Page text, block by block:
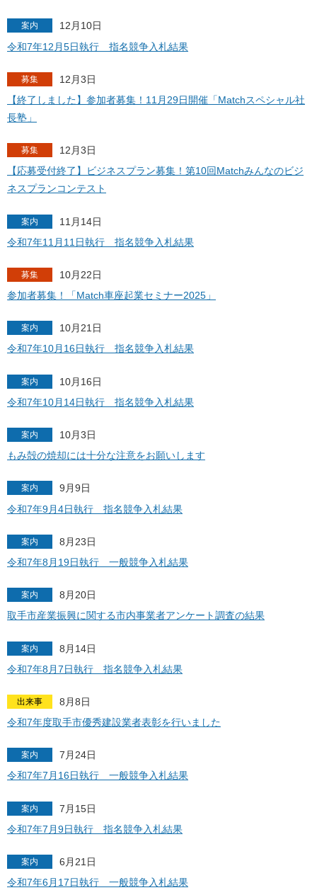
案内
12月10日
令和7年12月5日執行 指名競争入札結果
募集
12月3日
【終了しました】参加者募集！11月29日開催「Matchスペシャル社
長塾」
募集
12月3日
【応募受付終了】ビジネスプラン募集！第10回Matchみんなのビジ
ネスプランコンテスト
案内
11月14日
令和7年11月11日執行 指名競争入札結果
募集
10月22日
参加者募集！「Match車座起業セミナー2025」
案内
10月21日
令和7年10月16日執行 指名競争入札結果
案内
10月16日
令和7年10月14日執行 指名競争入札結果
案内
10月3日
もみ殻の焼却には十分な注意をお願いします
案内
9月9日
令和7年9月4日執行 指名競争入札結果
案内
8月23日
令和7年8月19日執行 一般競争入札結果
案内
8月20日
取手市産業振興に関する市内事業者アンケート調査の結果
案内
8月14日
令和7年8月7日執行 指名競争入札結果
出来事
8月8日
令和7年度取手市優秀建設業者表彰を行いました
案内
7月24日
令和7年7月16日執行 一般競争入札結果
案内
7月15日
令和7年7月9日執行 指名競争入札結果
案内
6月21日
令和7年6月17日執行 一般競争入札結果